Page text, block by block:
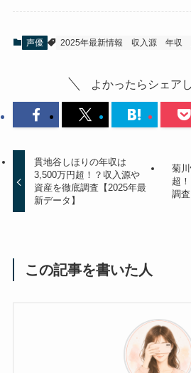
声優 2025年最新情報 収入源 年収
よかったらシェア
貫地谷しほりの年収は
3,500万円超！？収入源や
資産を徹底調査【2025年最
新データ】
菊
超
調
この記事を書いた人